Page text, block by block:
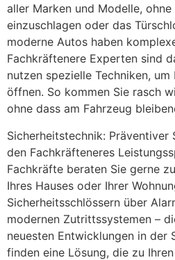
aller Marken und Modelle, ohne
einzuschlagen oder das
moderne Autos haben
Fachkräftenere Experten sind
nutzen spezielle Techniken,
öffnen. So kommen Sie rasch
ohne dass am Fahrzeug
Sicherheitstechnik: Präventiver
den Fachkräfteneres
Fachkräfte beraten Sie gerne
Ihres Hauses oder Ihrer
Sicherheitsschlössern über
modernen Zutrittssystemen –
neuesten Entwicklungen in der
finden eine Lösung, die zu